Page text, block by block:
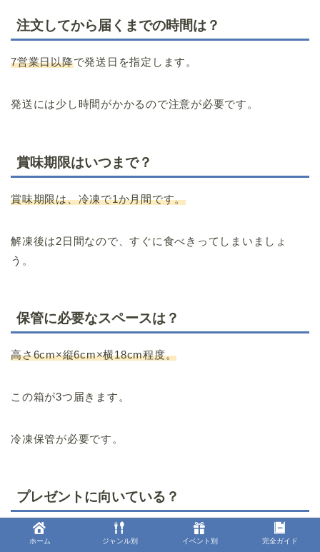
注文してから届くまでの時間は？
7営業日以降で発送日を指定します。
発送には少し時間がかかるので注意が必要です。
賞味期限はいつまで？
賞味期限は、冷凍で1か月間です。
解凍後は2日間なので、すぐに食べきってしまいましょ
う。
保管に必要なスペースは？
高さ6cm×縦6cm×横18cm程度。
この箱が3つ届きます。
冷凍保管が必要です。
プレゼントに向いている？
meet tree cafeは プレゼントに向いています！
ホーム ジャンル別 イベント別 完全ガイド